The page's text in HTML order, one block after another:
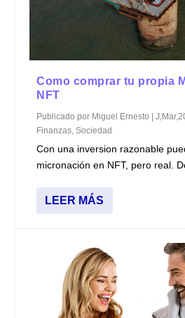
Como comprar tu propia
NFT
Publicado por Miguel Ernesto |
Finanzas,Sociedad
Con una inversion razonable
micronación en NFT, pero real.
LEER MÁS